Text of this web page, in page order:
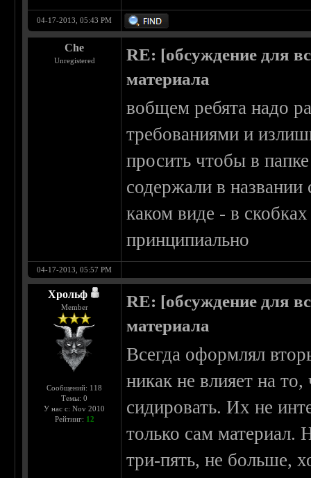
04-17-2013, 05:43 PM
Che
Unregistered
RE: [обсуждение для
материала
вобщем ребята надо
требованиями и
просить чтобы в
содержали в
каком виде - в
принципиально
04-17-2013, 05:57 PM
Хрольф
Member
Сообщений: 118
Темы: 0
У нас с: Nov 2010
Рейтинг: 12
RE: [обсуждение для
материала
Всегда оформлял
никак не влияет на
сидировать. Их не
только сам материал.
три-пять, не больше,